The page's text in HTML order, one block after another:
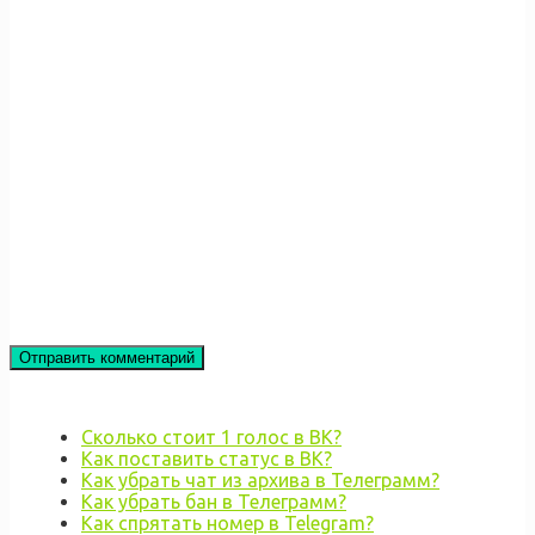
Сколько стоит 1 голос в ВК?
Как поставить статус в ВК?
Как убрать чат из архива в Телеграмм?
Как убрать бан в Телеграмм?
Как спрятать номер в Telegram?